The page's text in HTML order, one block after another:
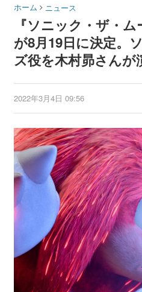
失敗すると「YOU
DIED」
エンブ
どを配
ホーム ニュース
『ソニック・ザ・
が8月19日に決定。
ズ役を木村昴さん
2022年3月4日 09:56